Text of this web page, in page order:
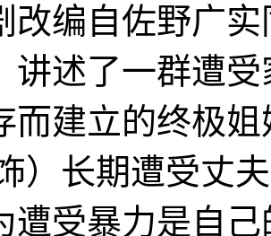
自佐野广实
讲述了一群遭
而建立的终极
）长期遭受丈
遭受暴力是自